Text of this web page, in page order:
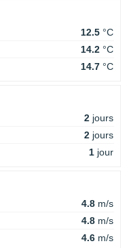
12.5 °C
14.2 °C
14.7 °C
2 jours
2 jours
1 jour
4.8 m/s
4.8 m/s
4.6 m/s